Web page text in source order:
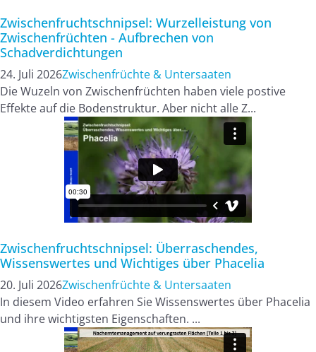
Zwischenfruchtschnipsel: Wurzelleistung von
Zwischenfrüchten - Aufbrechen von
Schadverdichtungen
24. Juli 2026Zwischenfrüchte & Untersaaten
Die Wuzeln von Zwischenfrüchten haben viele postive
Effekte auf die Bodenstruktur. Aber nicht alle Z...
Zwischenfruchtschnipsel: Überraschendes,
Wissenswertes und Wichtiges über Phacelia
20. Juli 2026Zwischenfrüchte & Untersaaten
In diesem Video erfahren Sie Wissenswertes über Phacelia
und ihre wichtigsten Eigenschaften. ...